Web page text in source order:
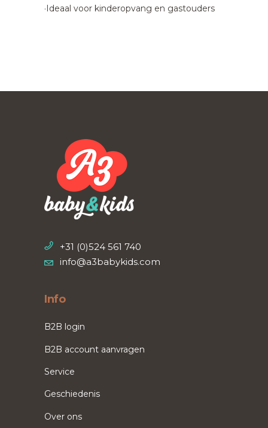
·Ideaal voor kinderopvang en gastouders
+31 (0)524 561 740
info@a3babykids.com
Info
B2B login
B2B account aanvragen
Service
Geschiedenis
Over ons